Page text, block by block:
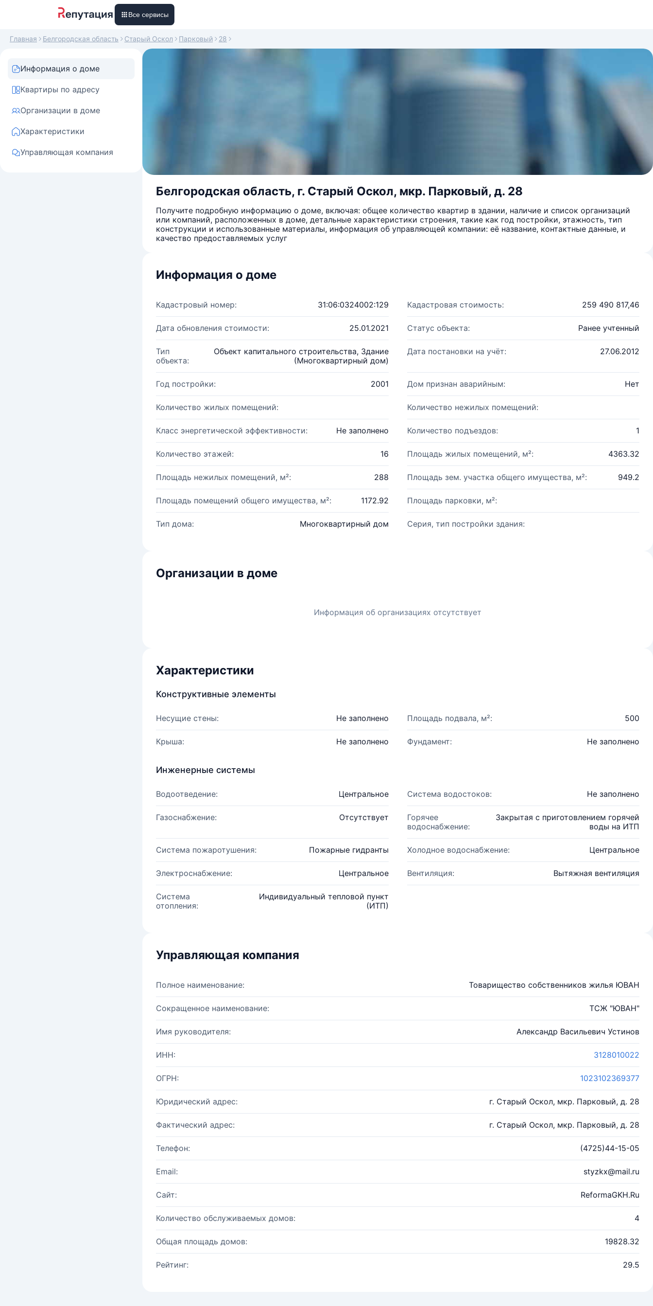
Все сервисы
Главная Белгородская область Старый Оскол Парковый 28
Информация о доме
Квартиры по адресу
Организации в доме
Характеристики
Управляющая компания
Белгородская область, г. Старый Оскол, мкр. Парковый, д. 28
Получите подробную информацию о доме, включая: общее количество квартир в здании, наличие и список организаций
или компаний, расположенных в доме, детальные характеристики строения, такие как год постройки, этажность, тип
конструкции и использованные материалы, информация об управляющей компании: её название, контактные данные, и
качество предоставляемых услуг
Информация о доме
Кадастровый номер: 31:06:0324002:129 Кадастровая стоимость: 259 490 817,46
Дата обновления стоимости: 25.01.2021 Статус объекта: Ранее учтенный
Тип
объекта:
Объект капитального строительства, Здание
(Многоквартирный дом)
Дата постановки на учёт: 27.06.2012
Год постройки: 2001 Дом признан аварийным: Нет
Количество жилых помещений: Количество нежилых помещений:
Класс энергетической эффективности: Не заполнено Количество подъездов: 1
Количество этажей: 16 Площадь жилых помещений, м²: 4363.32
Площадь нежилых помещений, м²: 288 Площадь зем. участка общего имущества, м²: 949.2
Площадь помещений общего имущества, м²: 1172.92 Площадь парковки, м²:
Тип дома: Многоквартирный дом Серия, тип постройки здания:
Организации в доме
Информация об организациях отсутствует
Характеристики
Конструктивные элементы
Несущие стены: Не заполнено Площадь подвала, м²: 500
Крыша: Не заполнено Фундамент: Не заполнено
Инженерные системы
Водоотведение: Центральное Система водостоков: Не заполнено
Газоснабжение: Отсутствует
Горячее
водоснабжение:
Закрытая с приготовлением горячей
воды на ИТП
Система пожаротушения: Пожарные гидранты Холодное водоснабжение: Центральное
Электроснабжение: Центральное Вентиляция: Вытяжная вентиляция
Система
отопления:
Индивидуальный тепловой пункт
(ИТП)
Управляющая компания
Полное наименование: Товарищество собственников жилья ЮВАН
Сокращенное наименование: ТСЖ "ЮВАН"
Имя руководителя: Александр Васильевич Устинов
ИНН: 3128010022
ОГРН: 1023102369377
Юридический адрес: г. Старый Оскол, мкр. Парковый, д. 28
Фактический адрес: г. Старый Оскол, мкр. Парковый, д. 28
Телефон: (4725)44-15-05
Email: styzkx@mail.ru
Сайт: ReformaGKH.Ru
Количество обслуживаемых домов: 4
Общая площадь домов: 19828.32
Рейтинг: 29.5